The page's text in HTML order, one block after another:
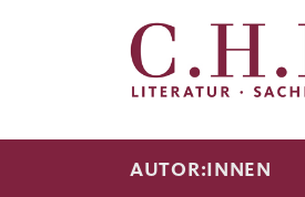
AUTOR:INNEN